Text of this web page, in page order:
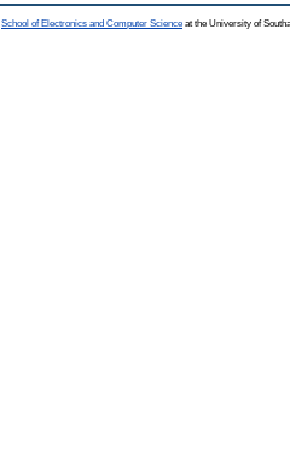
School of Electronics and Computer Science at the University of